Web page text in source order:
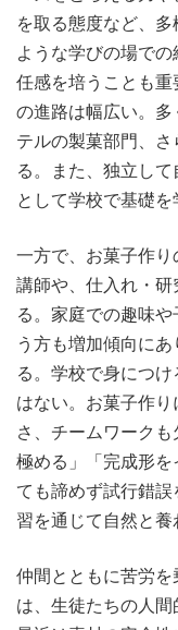
を取る態度など、
ような学びの場で
任感を培うことも
の進路は幅広い。
テルの製菓部門、
る。また、独立し
として学校で基礎を
一方で、お菓子作
講師や、仕入れ・
る。家庭での趣味
う方も増加傾向に
る。学校で身につ
はない。お菓子作
さ、チームワーク
極める」「完成形
ても諦めず試行錯
習を通じて自然と養
仲間とともに苦労
は、生徒たちの人間